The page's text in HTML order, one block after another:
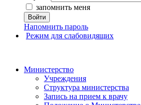
запомнить меня
Войти
Напомнить пароль
Режим для слабовидящих
Министерство
Учреждения
Структура министерства
Запись на прием к врачу